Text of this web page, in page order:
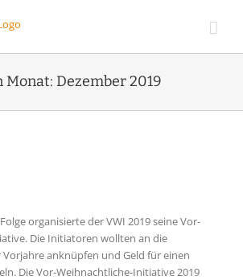
Monat: Dezember 2019
organisierte der VWI 2019 seine Vor-
Die Initiatoren wollten an die
anknüpfen und Geld für einen
Die Vor-Weihnachtliche-Initiative 2019